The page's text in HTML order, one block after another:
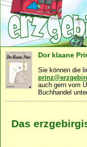
Dor klaane
Sie können die
auch gern vom
Buchhandel
Das